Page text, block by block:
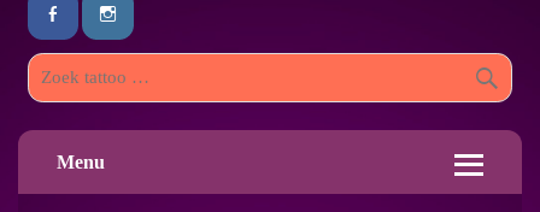
Menu